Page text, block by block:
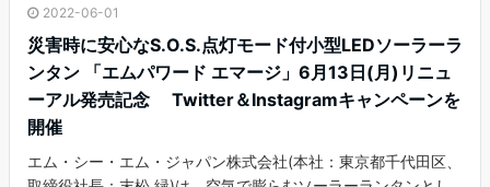
2022-06-01
災害時に安心なS.O.S.点灯モード付小型LEDソーラーラ
ンタン 「エムパワード エマージ」6月13日(月)リニュ
ーアル発売記念 Twitter＆Instagramキャンペーンを
開催
エム・シー・エム・ジャパン株式会社(本社：東京都千代田区、